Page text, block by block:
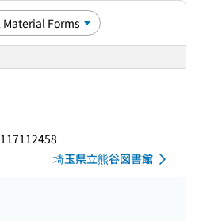
117112458
埼玉県立熊谷図書館